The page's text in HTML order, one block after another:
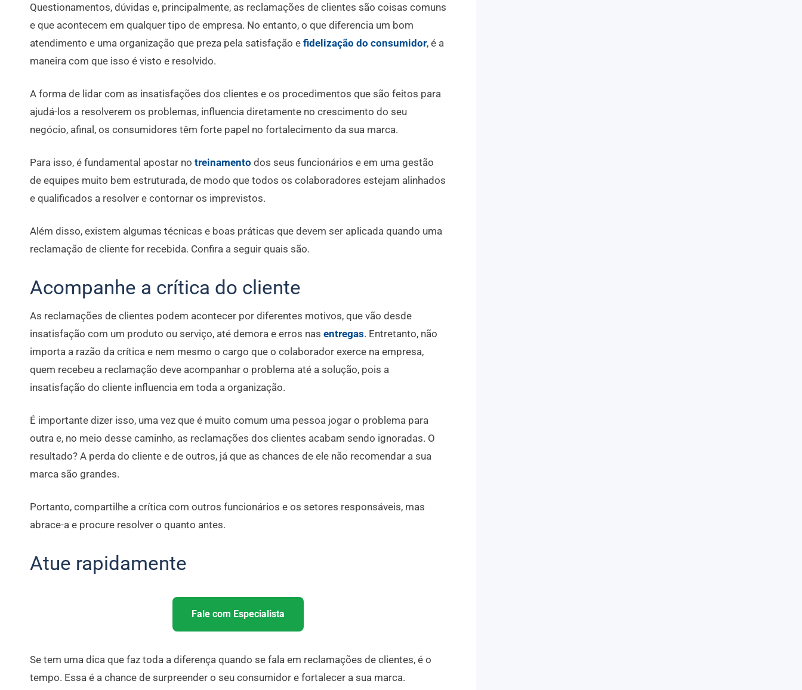
Questionamentos, dúvidas e, principalmente, as reclamações de clientes são coisas comuns
e que acontecem em qualquer tipo de empresa. No entanto, o que diferencia um bom
atendimento e uma organização que preza pela satisfação e fidelização do consumidor, é a
maneira com que isso é visto e resolvido.
A forma de lidar com as insatisfações dos clientes e os procedimentos que são feitos para
ajudá-los a resolverem os problemas, influencia diretamente no crescimento do seu
negócio, afinal, os consumidores têm forte papel no fortalecimento da sua marca.
Para isso, é fundamental apostar no treinamento dos seus funcionários e em uma gestão
de equipes muito bem estruturada, de modo que todos os colaboradores estejam alinhados
e qualificados a resolver e contornar os imprevistos.
Além disso, existem algumas técnicas e boas práticas que devem ser aplicada quando uma
reclamação de cliente for recebida. Confira a seguir quais são.
Acompanhe a crítica do cliente
As reclamações de clientes podem acontecer por diferentes motivos, que vão desde
insatisfação com um produto ou serviço, até demora e erros nas entregas. Entretanto, não
importa a razão da crítica e nem mesmo o cargo que o colaborador exerce na empresa,
quem recebeu a reclamação deve acompanhar o problema até a solução, pois a
insatisfação do cliente influencia em toda a organização.
É importante dizer isso, uma vez que é muito comum uma pessoa jogar o problema para
outra e, no meio desse caminho, as reclamações dos clientes acabam sendo ignoradas. O
resultado? A perda do cliente e de outros, já que as chances de ele não recomendar a sua
marca são grandes.
Portanto, compartilhe a crítica com outros funcionários e os setores responsáveis, mas
abrace-a e procure resolver o quanto antes.
Atue rapidamente
Fale com Especialista
Se tem uma dica que faz toda a diferença quando se fala em reclamações de clientes, é o
tempo. Essa é a chance de surpreender o seu consumidor e fortalecer a sua marca.